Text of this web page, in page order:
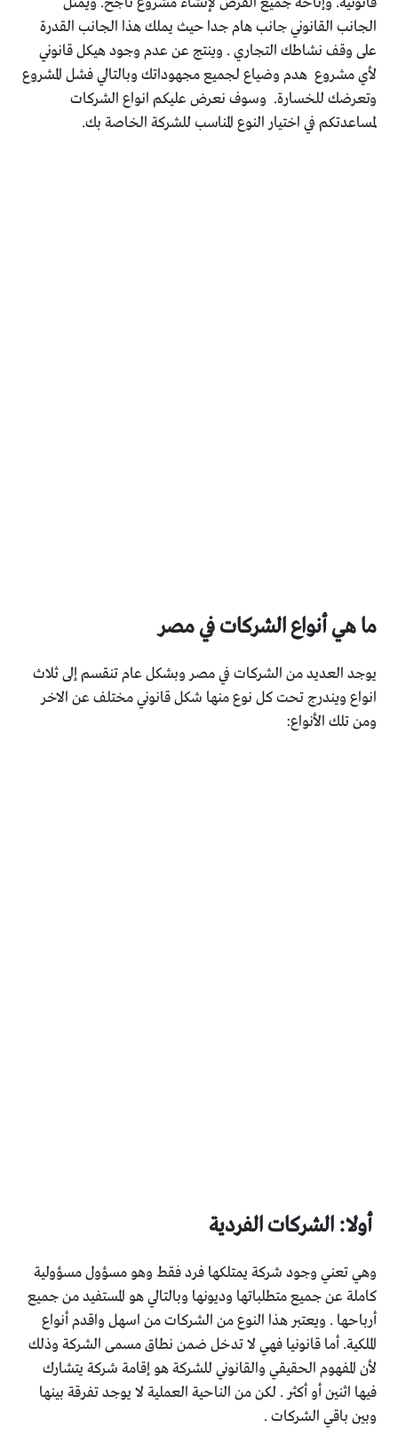
الجانب القانوني جانب هام جدا حيث يملك هذا الجانب القدرة
على وقف نشاطك التجاري . وينتج عن عدم وجود هيكل قانوني
لأي مشروع هدم وضياع لجميع مجهوداتك وبالتالي فشل المشروع
وتعرضك للخسارة. وسوف نعرض عليكم انواع الشركات
لمساعدتكم في اختيار النوع المناسب للشركة الخاصة بك.
ما هي أنواع الشركات في مصر
يوجد العديد من الشركات في مصر وبشكل عام تنقسم إلى ثلاث
انواع ويندرج تحت كل نوع منها شكل قانوني مختلف عن الاخر
ومن تلك الأنواع:
أولا: الشركات الفردية
وهي تعني وجود شركة يمتلكها فرد فقط وهو مسؤول مسؤولية
كاملة عن جميع متطلباتها وديونها وبالتالي هو المستفيد من جميع
أرباحها . ويعتبر هذا النوع من الشركات من اسهل واقدم أنواع
الملكية. أما قانونيا فهي لا تدخل ضمن نطاق مسمى الشركة وذلك
لأن المفهوم الحقيقي والقانوني للشركة هو إقامة شركة يتشارك
فيها اثنين أو أكثر . لكن من الناحية العملية لا يوجد تفرقة بينها
وبين باقي الشركات .